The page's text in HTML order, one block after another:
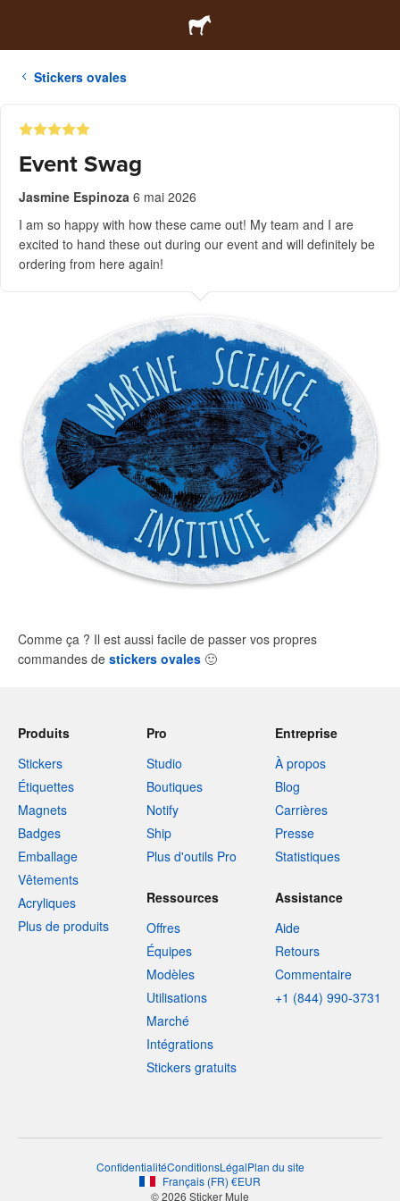
Stickers ovales
Event Swag
Jasmine Espinoza 6 mai 2026
I am so happy with how these came out! My team and I are
excited to hand these out during our event and will definitely be
ordering from here again!
Comme ça ? Il est aussi facile de passer vos propres
commandes de stickers ovales 🙂
Produits
Stickers
Étiquettes
Magnets
Badges
Emballage
Vêtements
Acryliques
Plus de produits
Pro
Studio
Boutiques
Notify
Ship
Plus d'outils Pro
Entreprise
À propos
Blog
Carrières
Presse
Statistiques
Ressources
Offres
Équipes
Modèles
Utilisations
Marché
Intégrations
Stickers gratuits
Assistance
Aide
Retours
Commentaire
+1 (844) 990-3731
ConfidentialitéConditionsLégalPlan du site
Français (FR) €EUR
© 2026 Sticker Mule